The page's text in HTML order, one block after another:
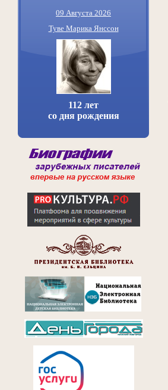
09 Августа 2026
Туве Марика Янссон
112 лет
со дня рождения